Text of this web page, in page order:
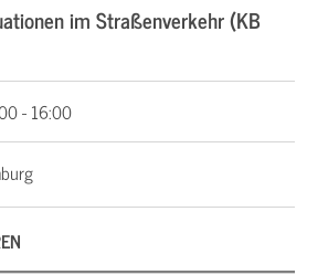
im Straßenverkehr (KB
- 16:00